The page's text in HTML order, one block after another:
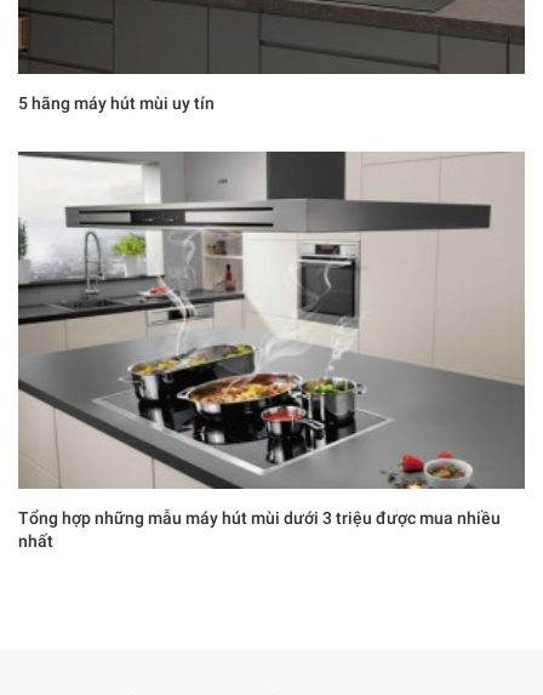
5 hãng máy hút mùi uy tín
Tổng hợp những mẫu máy hút mùi dưới 3 triệu được mua nhiều
nhất